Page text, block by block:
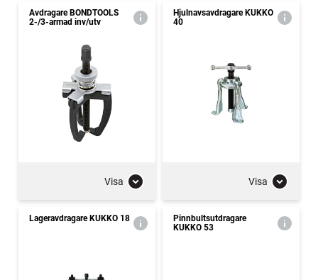
Avdragare BONDTOOLS
2-/3-armad inv/utv
Visa
Hjulnavsavdragare KUKKO
40
Visa
Lageravdragare KUKKO 18
Pinnbultsutdragare
KUKKO 53